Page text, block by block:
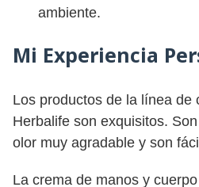
ambiente.
Mi Experiencia
Los productos de la línea de
Herbalife son exquisitos.
olor muy agradable y son
La crema de manos y